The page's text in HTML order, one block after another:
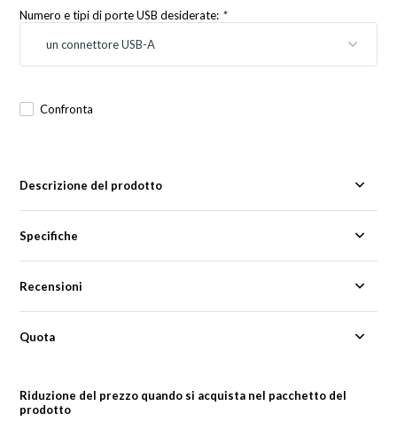
Numero e tipi di porte USB desiderate: *
Confronta
Riduzione del prezzo quando si acquista nel pacchetto del
prodotto
Descrizione del prodotto
Specifiche
Recensioni
Quota